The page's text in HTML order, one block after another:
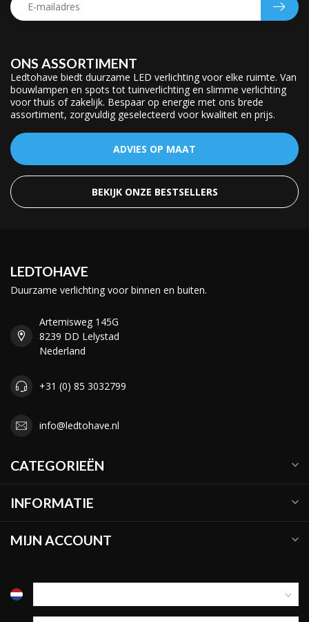
ONS ASSORTIMENT
Ledtohave biedt duurzame LED verlichting voor elke ruimte. Van
bouwlampen en spots tot tuinverlichting en slimme verlichting
voor thuis of zakelijk. Bespaar op energie met ons brede
assortiment, zorgvuldig geselecteerd voor kwaliteit en prijs.
ADVIES OP MAAT
BEKIJK ONZE BESTSELLERS
LEDTOHAVE
Duurzame verlichting voor binnen en buiten.
Artemisweg 145G
8239 DD Lelystad
Nederland
+31 (0) 85 3032799
info@ledtohave.nl
CATEGORIEËN
INFORMATIE
MIJN ACCOUNT